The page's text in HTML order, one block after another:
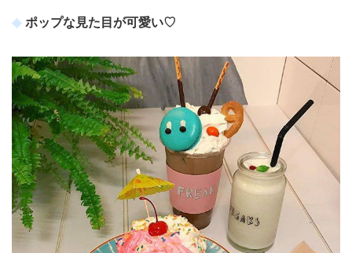
ポップな見た目が可愛い♡